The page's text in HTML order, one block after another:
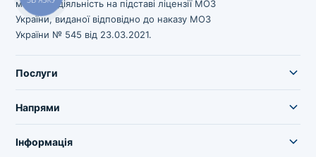
медичну діяльність на підставі ліцензії МОЗ
України, виданої відповідно до наказу МОЗ
України № 545 від 23.03.2021.
Послуги
Напрями
Інформація